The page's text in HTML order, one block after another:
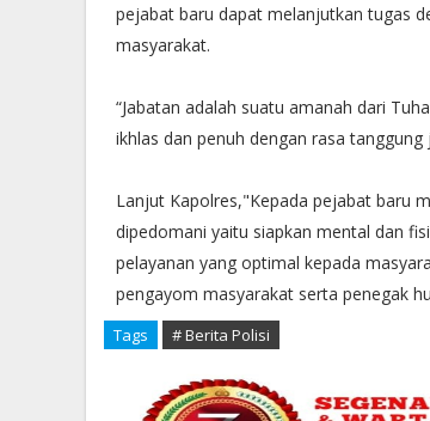
pejabat baru dapat melanjutkan tugas
masyarakat.
“Jabatan adalah suatu amanah dari
ikhlas dan penuh dengan rasa
Lanjut Kapolres,"Kepada pejabat baru
dipedomani yaitu siapkan mental dan
pelayanan yang optimal kepada
pengayom masyarakat serta penegak
Tags # Berita Polisi